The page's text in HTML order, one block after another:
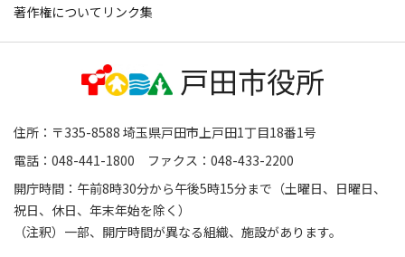
著作権について リンク集
住所：〒335-8588 埼玉県戸田市上戸田1丁目18番1号
電話：048-441-1800 ファクス：048-433-2200
開庁時間：午前8時30分から午後5時15分まで（土曜日、日曜日、
祝日、休日、年末年始を除く）
（注釈）一部、開庁時間が異なる組織、施設があります。